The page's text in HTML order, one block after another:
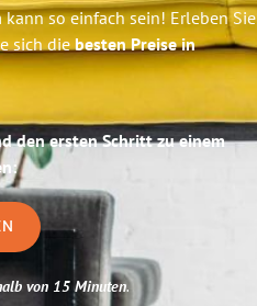
so einfach sein! Erleben Sie
sich diebesten Preise in
den ersten Schritt zu einem
von 15 Minuten.